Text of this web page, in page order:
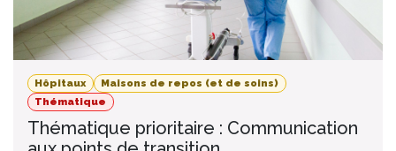
Hôpitaux
Maisons de repos (et de soins)
Thématique
Thématique prioritaire : Communication